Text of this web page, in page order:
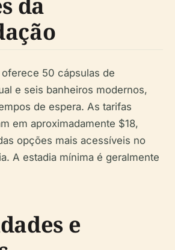
oferece 50 cápsulas de
e seis banheiros modernos,
de espera. As tarifas
em aproximadamente $18,
opções mais acessíveis no
A estadia mínima é geralmente
e